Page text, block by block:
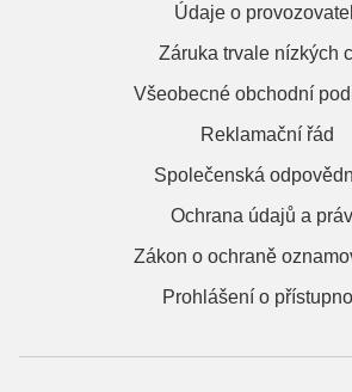
Údaje o
Záruka trvale nízkých
Všeobecné obchodní
Reklamační řád
Společenská
Ochrana údajů a
Zákon o ochraně
Prohlášení o